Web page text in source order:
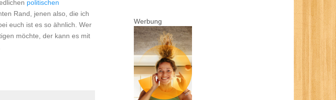
politischen
Rand, jenen also, die ich
euch ist es so ähnlich. Wer
möchte, der kann es mit
Werbung